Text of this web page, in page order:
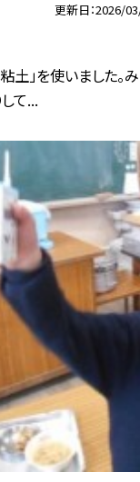
更新日 2026/
土」を使いました。
て...